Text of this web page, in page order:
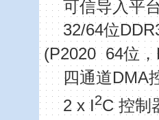
可信导入平
32/64位
(P2020 64位，
四通道DMA
2 x I2C 控制